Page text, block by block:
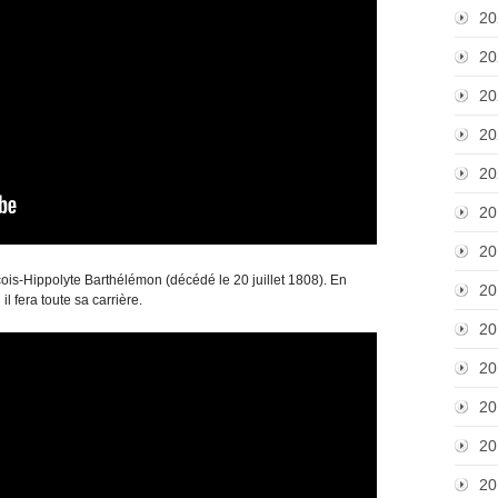
Hippolyte Barthélémon (décédé le 20 juillet 1808). En
fera toute sa carrière.